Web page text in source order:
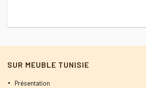
était : est :
SUR MEUBLE TUNISIE
Présentation